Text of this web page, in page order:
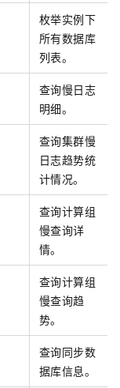
枚举实例下
所有数据库
列表。
查询慢日志
明细。
查询集群慢
日志趋势统
计情况。
查询计算组
慢查询详
情。
查询计算组
慢查询趋
势。
查询同步数
据库信息。